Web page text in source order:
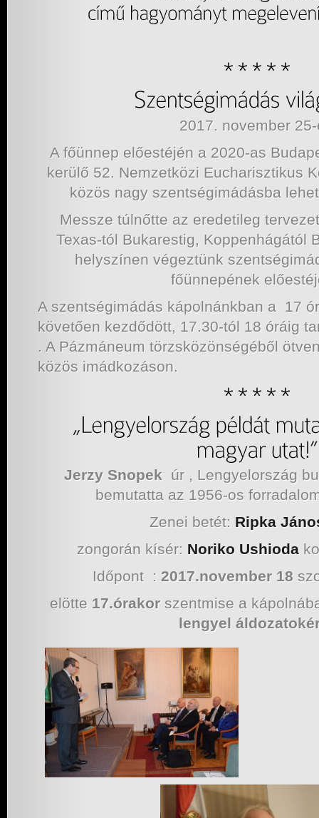
2017. november
A főünnep előestéjén a 2020-as
kerülő 52. Nemzetközi Eucharisztikus
közös nagy szentségimádásba
Messze túlnőtte az eredetileg
Texas-tól Bukarestig, Koppenhágától
helyszínen végeztünk
főünnepének
A szentségimádás kápolnánkban a 17
követően kezdődött, 17.30-tól 18 óráig
. A Pázmáneum törzsközönségéből
közös imádkozáson.
Jerzy Snopekúr , Lengyelország
bemutatta az 1956-os
Zenei betét: Ripka
zongorán kísér: Noriko Ushioda
Időpont : 2017.november 18
elötte 17.órakorszentmise a
lengyel